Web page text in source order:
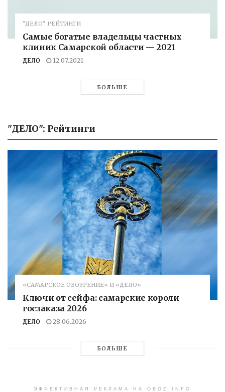
"ДЕЛО". РЕЙТИНГИ
Самые богатые владельцы частных
клиник Самарской области — 2021
ДЕЛО 12.07.2021
БОЛЬШЕ
"ДЕЛО": Рейтинги
«САМАРСКОЕ ОБОЗРЕНИЕ» И «ДЕЛО»
Ключи от сейфа: самарские короли
госзаказа 2026
ДЕЛО 28.06.2026
БОЛЬШЕ
ЭФФЕКТИВНАЯ РЕКЛАМА НА OBOZ.INFO